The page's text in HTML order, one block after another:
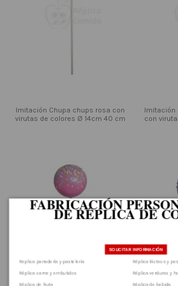
Imitación Chupa chups rosa con
virutas de colores Ø 14cm 40 cm
Imitación
con
FABRICACIÓN
DE RÉPLICA DE
SOLICITAR INFORMACIÓN
Replica panadería y pastelería Réplica lácteos y
Réplica carne y embutidos Réplica verduras y
Réplica de fruta Réplica de bebida